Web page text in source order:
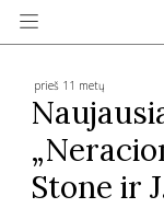
VEIDAI
prieš 11 metų
Stone ir